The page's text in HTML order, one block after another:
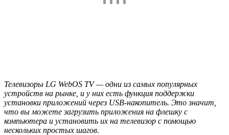
Телевизоры LG WebOS TV — одни из самых популярных
устройств на рынке, и у них есть функция поддержки
установки приложений через USB-накопитель. Это значит,
что вы можете загрузить приложения на флешку с
компьютера и установить их на телевизор с помощью
нескольких простых шагов.